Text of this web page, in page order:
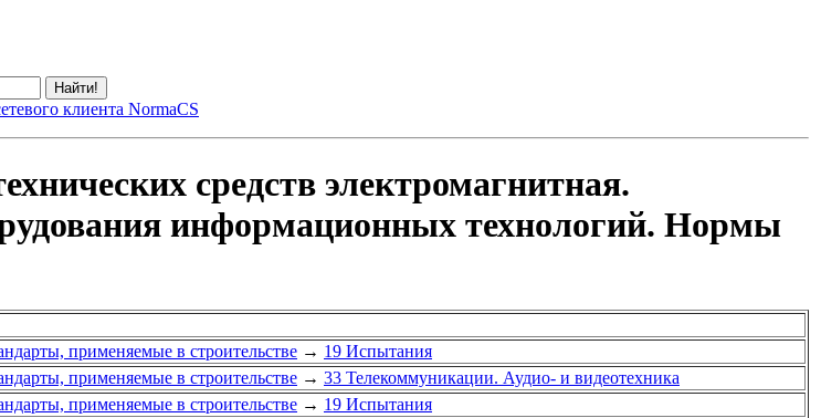
клиента NormaCS
средств электромагнитная.
информационных технологий. Нормы
применяемые в строительстве → 19 Испытания
применяемые в строительстве → 33 Телекоммуникации. Аудио- и видеотехника
применяемые в строительстве → 19 Испытания